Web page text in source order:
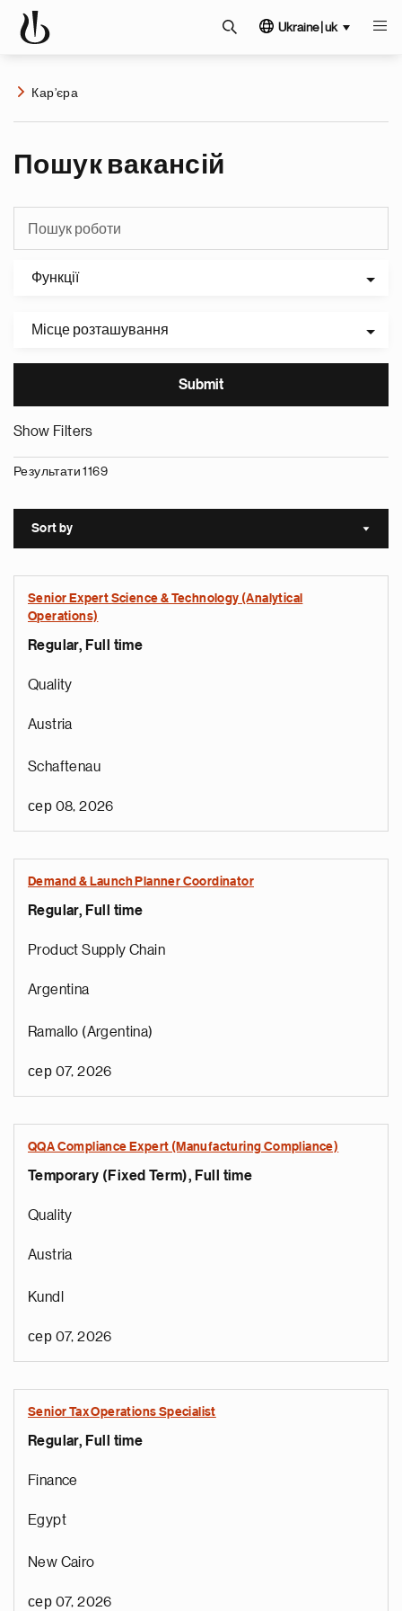
Ukraine | uk
Кар’єра
Пошук вакансій
Функції
Місце розташування
Show Filters
Результати 1169
Sort by Sort
Senior Expert Science & Technology (Analytical
Operations)
Regular, Full time
Quality
Austria
Schaftenau
сер 08, 2026
Demand & Launch Planner Coordinator
Regular, Full time
Product Supply Chain
Argentina
Ramallo (Argentina)
сер 07, 2026
QQA Compliance Expert (Manufacturing Compliance)
Temporary (Fixed Term), Full time
Quality
Austria
Kundl
сер 07, 2026
Senior Tax Operations Specialist
Regular, Full time
Finance
Egypt
New Cairo
сер 07, 2026